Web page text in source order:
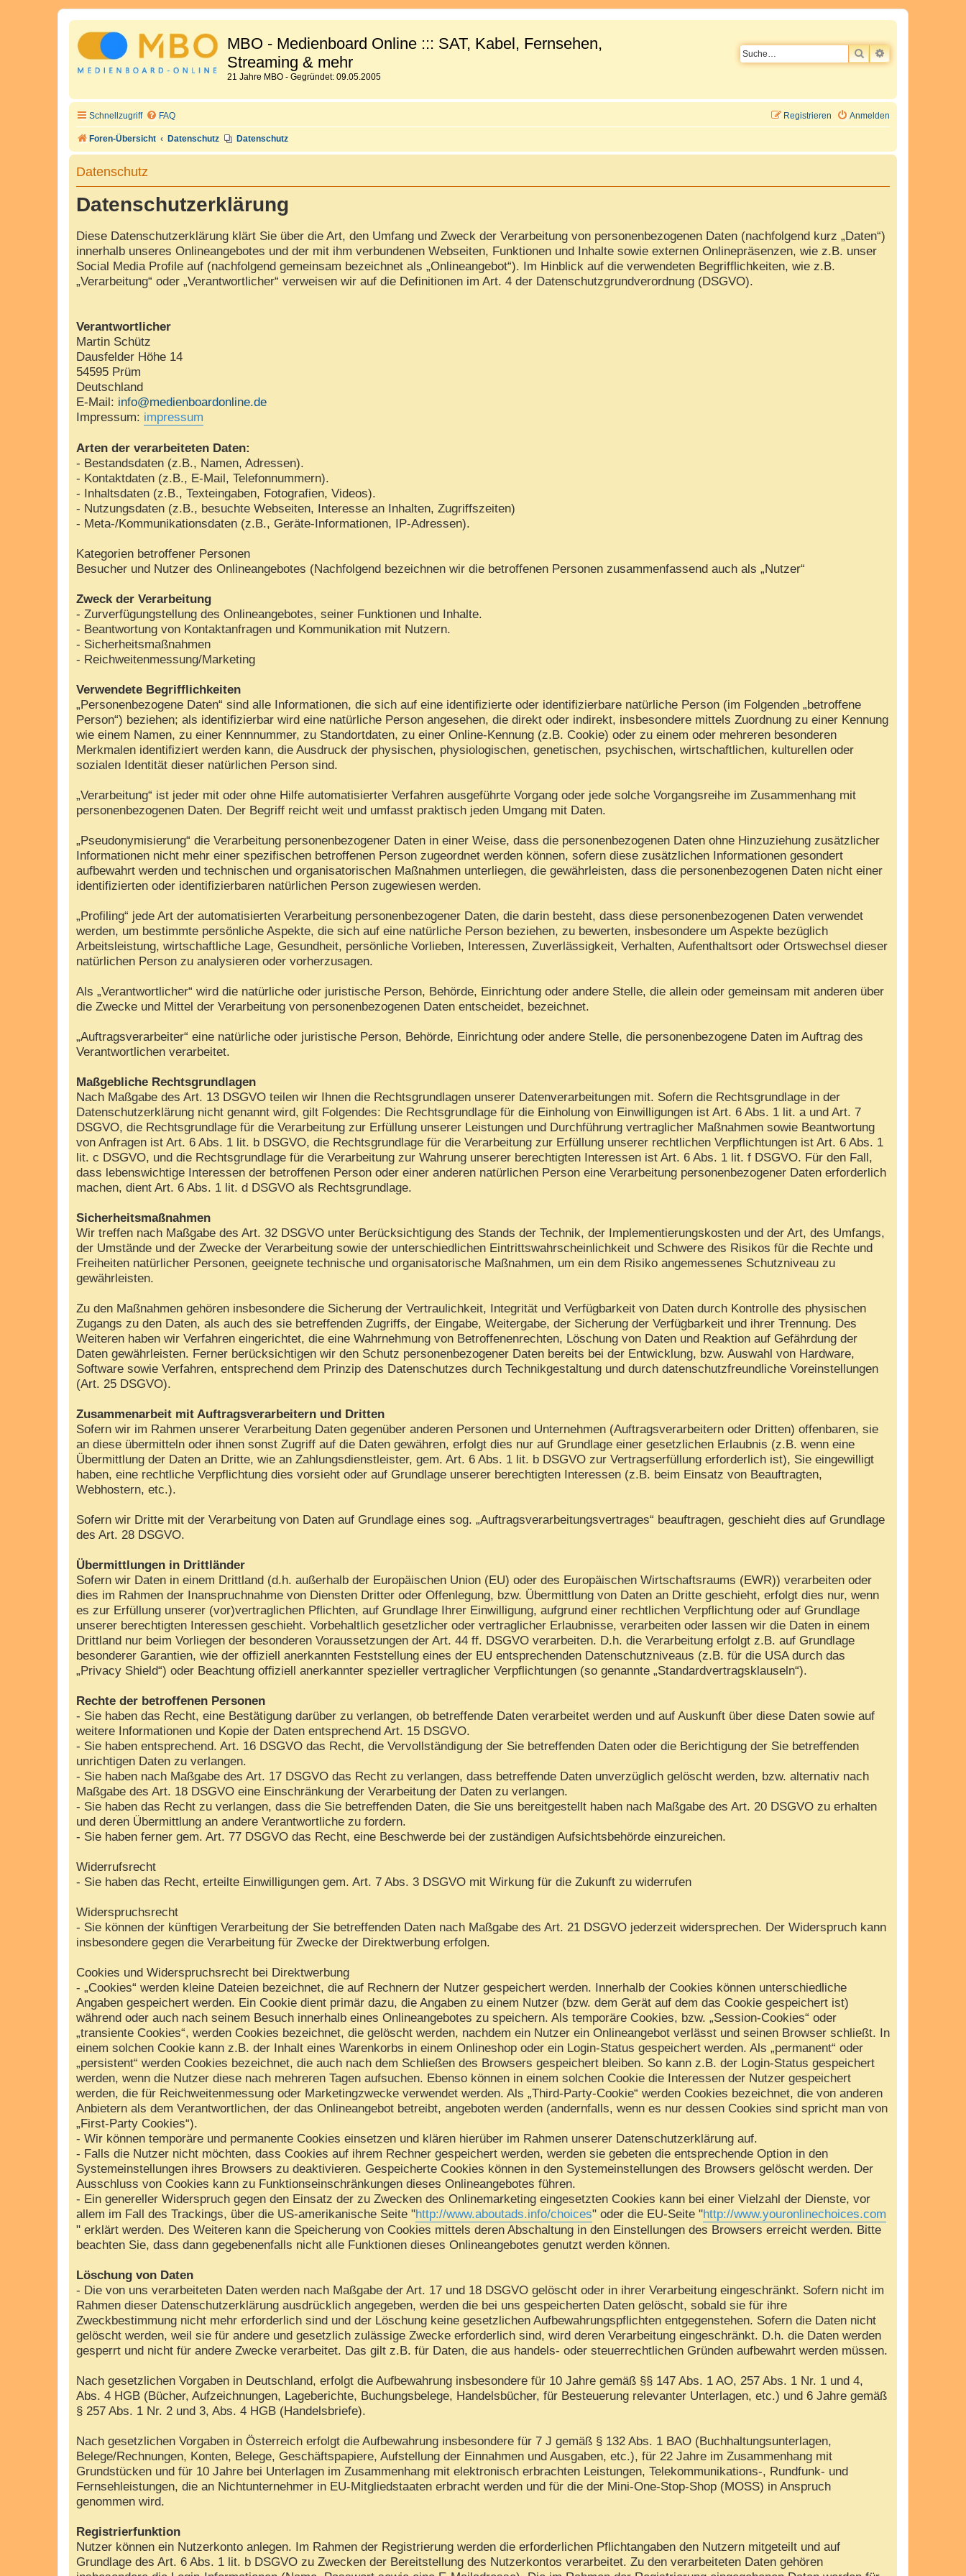
MBO - Medienboard Online ::: SAT, Kabel, Fernsehen,
Streaming & mehr
21 Jahre MBO - Gegründet: 09.05.2005
SUCHEERWEITERTE
Schnellzugriff FAQ Anmelden
Registrieren
Foren-Übersicht Datenschutz Datenschutz
Datenschutz
Datenschutzerklärung
Diese Datenschutzerklärung klärt Sie über die Art, den Umfang und Zweck der Verarbeitung von personenbezogenen Daten (nachfolgend kurz „Daten“)
innerhalb unseres Onlineangebotes und der mit ihm verbundenen Webseiten, Funktionen und Inhalte sowie externen Onlinepräsenzen, wie z.B. unser
Social Media Profile auf (nachfolgend gemeinsam bezeichnet als „Onlineangebot“). Im Hinblick auf die verwendeten Begrifflichkeiten, wie z.B.
„Verarbeitung“ oder „Verantwortlicher“ verweisen wir auf die Definitionen im Art. 4 der Datenschutzgrundverordnung (DSGVO).
Verantwortlicher
Martin Schütz
Dausfelder Höhe 14
54595 Prüm
Deutschland
E-Mail: info@medienboardonline.de
Impressum: impressum
Arten der verarbeiteten Daten:
- Bestandsdaten (z.B., Namen, Adressen).
- Kontaktdaten (z.B., E-Mail, Telefonnummern).
- Inhaltsdaten (z.B., Texteingaben, Fotografien, Videos).
- Nutzungsdaten (z.B., besuchte Webseiten, Interesse an Inhalten, Zugriffszeiten)
- Meta-/Kommunikationsdaten (z.B., Geräte-Informationen, IP-Adressen).
Kategorien betroffener Personen
Besucher und Nutzer des Onlineangebotes (Nachfolgend bezeichnen wir die betroffenen Personen zusammenfassend auch als „Nutzer“
Zweck der Verarbeitung
- Zurverfügungstellung des Onlineangebotes, seiner Funktionen und Inhalte.
- Beantwortung von Kontaktanfragen und Kommunikation mit Nutzern.
- Sicherheitsmaßnahmen
- Reichweitenmessung/Marketing
Verwendete Begrifflichkeiten
„Personenbezogene Daten“ sind alle Informationen, die sich auf eine identifizierte oder identifizierbare natürliche Person (im Folgenden „betroffene
Person“) beziehen; als identifizierbar wird eine natürliche Person angesehen, die direkt oder indirekt, insbesondere mittels Zuordnung zu einer Kennung
wie einem Namen, zu einer Kennnummer, zu Standortdaten, zu einer Online-Kennung (z.B. Cookie) oder zu einem oder mehreren besonderen
Merkmalen identifiziert werden kann, die Ausdruck der physischen, physiologischen, genetischen, psychischen, wirtschaftlichen, kulturellen oder
sozialen Identität dieser natürlichen Person sind.
„Verarbeitung“ ist jeder mit oder ohne Hilfe automatisierter Verfahren ausgeführte Vorgang oder jede solche Vorgangsreihe im Zusammenhang mit
personenbezogenen Daten. Der Begriff reicht weit und umfasst praktisch jeden Umgang mit Daten.
„Pseudonymisierung“ die Verarbeitung personenbezogener Daten in einer Weise, dass die personenbezogenen Daten ohne Hinzuziehung zusätzlicher
Informationen nicht mehr einer spezifischen betroffenen Person zugeordnet werden können, sofern diese zusätzlichen Informationen gesondert
aufbewahrt werden und technischen und organisatorischen Maßnahmen unterliegen, die gewährleisten, dass die personenbezogenen Daten nicht einer
identifizierten oder identifizierbaren natürlichen Person zugewiesen werden.
„Profiling“ jede Art der automatisierten Verarbeitung personenbezogener Daten, die darin besteht, dass diese personenbezogenen Daten verwendet
werden, um bestimmte persönliche Aspekte, die sich auf eine natürliche Person beziehen, zu bewerten, insbesondere um Aspekte bezüglich
Arbeitsleistung, wirtschaftliche Lage, Gesundheit, persönliche Vorlieben, Interessen, Zuverlässigkeit, Verhalten, Aufenthaltsort oder Ortswechsel dieser
natürlichen Person zu analysieren oder vorherzusagen.
Als „Verantwortlicher“ wird die natürliche oder juristische Person, Behörde, Einrichtung oder andere Stelle, die allein oder gemeinsam mit anderen über
die Zwecke und Mittel der Verarbeitung von personenbezogenen Daten entscheidet, bezeichnet.
„Auftragsverarbeiter“ eine natürliche oder juristische Person, Behörde, Einrichtung oder andere Stelle, die personenbezogene Daten im Auftrag des
Verantwortlichen verarbeitet.
Maßgebliche Rechtsgrundlagen
Nach Maßgabe des Art. 13 DSGVO teilen wir Ihnen die Rechtsgrundlagen unserer Datenverarbeitungen mit. Sofern die Rechtsgrundlage in der
Datenschutzerklärung nicht genannt wird, gilt Folgendes: Die Rechtsgrundlage für die Einholung von Einwilligungen ist Art. 6 Abs. 1 lit. a und Art. 7
DSGVO, die Rechtsgrundlage für die Verarbeitung zur Erfüllung unserer Leistungen und Durchführung vertraglicher Maßnahmen sowie Beantwortung
von Anfragen ist Art. 6 Abs. 1 lit. b DSGVO, die Rechtsgrundlage für die Verarbeitung zur Erfüllung unserer rechtlichen Verpflichtungen ist Art. 6 Abs. 1
lit. c DSGVO, und die Rechtsgrundlage für die Verarbeitung zur Wahrung unserer berechtigten Interessen ist Art. 6 Abs. 1 lit. f DSGVO. Für den Fall,
dass lebenswichtige Interessen der betroffenen Person oder einer anderen natürlichen Person eine Verarbeitung personenbezogener Daten erforderlich
machen, dient Art. 6 Abs. 1 lit. d DSGVO als Rechtsgrundlage.
Sicherheitsmaßnahmen
Wir treffen nach Maßgabe des Art. 32 DSGVO unter Berücksichtigung des Stands der Technik, der Implementierungskosten und der Art, des Umfangs,
der Umstände und der Zwecke der Verarbeitung sowie der unterschiedlichen Eintrittswahrscheinlichkeit und Schwere des Risikos für die Rechte und
Freiheiten natürlicher Personen, geeignete technische und organisatorische Maßnahmen, um ein dem Risiko angemessenes Schutzniveau zu
gewährleisten.
Zu den Maßnahmen gehören insbesondere die Sicherung der Vertraulichkeit, Integrität und Verfügbarkeit von Daten durch Kontrolle des physischen
Zugangs zu den Daten, als auch des sie betreffenden Zugriffs, der Eingabe, Weitergabe, der Sicherung der Verfügbarkeit und ihrer Trennung. Des
Weiteren haben wir Verfahren eingerichtet, die eine Wahrnehmung von Betroffenenrechten, Löschung von Daten und Reaktion auf Gefährdung der
Daten gewährleisten. Ferner berücksichtigen wir den Schutz personenbezogener Daten bereits bei der Entwicklung, bzw. Auswahl von Hardware,
Software sowie Verfahren, entsprechend dem Prinzip des Datenschutzes durch Technikgestaltung und durch datenschutzfreundliche Voreinstellungen
(Art. 25 DSGVO).
Zusammenarbeit mit Auftragsverarbeitern und Dritten
Sofern wir im Rahmen unserer Verarbeitung Daten gegenüber anderen Personen und Unternehmen (Auftragsverarbeitern oder Dritten) offenbaren, sie
an diese übermitteln oder ihnen sonst Zugriff auf die Daten gewähren, erfolgt dies nur auf Grundlage einer gesetzlichen Erlaubnis (z.B. wenn eine
Übermittlung der Daten an Dritte, wie an Zahlungsdienstleister, gem. Art. 6 Abs. 1 lit. b DSGVO zur Vertragserfüllung erforderlich ist), Sie eingewilligt
haben, eine rechtliche Verpflichtung dies vorsieht oder auf Grundlage unserer berechtigten Interessen (z.B. beim Einsatz von Beauftragten,
Webhostern, etc.).
Sofern wir Dritte mit der Verarbeitung von Daten auf Grundlage eines sog. „Auftragsverarbeitungsvertrages“ beauftragen, geschieht dies auf Grundlage
des Art. 28 DSGVO.
Übermittlungen in Drittländer
Sofern wir Daten in einem Drittland (d.h. außerhalb der Europäischen Union (EU) oder des Europäischen Wirtschaftsraums (EWR)) verarbeiten oder
dies im Rahmen der Inanspruchnahme von Diensten Dritter oder Offenlegung, bzw. Übermittlung von Daten an Dritte geschieht, erfolgt dies nur, wenn
es zur Erfüllung unserer (vor)vertraglichen Pflichten, auf Grundlage Ihrer Einwilligung, aufgrund einer rechtlichen Verpflichtung oder auf Grundlage
unserer berechtigten Interessen geschieht. Vorbehaltlich gesetzlicher oder vertraglicher Erlaubnisse, verarbeiten oder lassen wir die Daten in einem
Drittland nur beim Vorliegen der besonderen Voraussetzungen der Art. 44 ff. DSGVO verarbeiten. D.h. die Verarbeitung erfolgt z.B. auf Grundlage
besonderer Garantien, wie der offiziell anerkannten Feststellung eines der EU entsprechenden Datenschutzniveaus (z.B. für die USA durch das
„Privacy Shield“) oder Beachtung offiziell anerkannter spezieller vertraglicher Verpflichtungen (so genannte „Standardvertragsklauseln“).
Rechte der betroffenen Personen
- Sie haben das Recht, eine Bestätigung darüber zu verlangen, ob betreffende Daten verarbeitet werden und auf Auskunft über diese Daten sowie auf
weitere Informationen und Kopie der Daten entsprechend Art. 15 DSGVO.
- Sie haben entsprechend. Art. 16 DSGVO das Recht, die Vervollständigung der Sie betreffenden Daten oder die Berichtigung der Sie betreffenden
unrichtigen Daten zu verlangen.
- Sie haben nach Maßgabe des Art. 17 DSGVO das Recht zu verlangen, dass betreffende Daten unverzüglich gelöscht werden, bzw. alternativ nach
Maßgabe des Art. 18 DSGVO eine Einschränkung der Verarbeitung der Daten zu verlangen.
- Sie haben das Recht zu verlangen, dass die Sie betreffenden Daten, die Sie uns bereitgestellt haben nach Maßgabe des Art. 20 DSGVO zu erhalten
und deren Übermittlung an andere Verantwortliche zu fordern.
- Sie haben ferner gem. Art. 77 DSGVO das Recht, eine Beschwerde bei der zuständigen Aufsichtsbehörde einzureichen.
Widerrufsrecht
- Sie haben das Recht, erteilte Einwilligungen gem. Art. 7 Abs. 3 DSGVO mit Wirkung für die Zukunft zu widerrufen
Widerspruchsrecht
- Sie können der künftigen Verarbeitung der Sie betreffenden Daten nach Maßgabe des Art. 21 DSGVO jederzeit widersprechen. Der Widerspruch kann
insbesondere gegen die Verarbeitung für Zwecke der Direktwerbung erfolgen.
Cookies und Widerspruchsrecht bei Direktwerbung
- „Cookies“ werden kleine Dateien bezeichnet, die auf Rechnern der Nutzer gespeichert werden. Innerhalb der Cookies können unterschiedliche
Angaben gespeichert werden. Ein Cookie dient primär dazu, die Angaben zu einem Nutzer (bzw. dem Gerät auf dem das Cookie gespeichert ist)
während oder auch nach seinem Besuch innerhalb eines Onlineangebotes zu speichern. Als temporäre Cookies, bzw. „Session-Cookies“ oder
„transiente Cookies“, werden Cookies bezeichnet, die gelöscht werden, nachdem ein Nutzer ein Onlineangebot verlässt und seinen Browser schließt. In
einem solchen Cookie kann z.B. der Inhalt eines Warenkorbs in einem Onlineshop oder ein Login-Status gespeichert werden. Als „permanent“ oder
„persistent“ werden Cookies bezeichnet, die auch nach dem Schließen des Browsers gespeichert bleiben. So kann z.B. der Login-Status gespeichert
werden, wenn die Nutzer diese nach mehreren Tagen aufsuchen. Ebenso können in einem solchen Cookie die Interessen der Nutzer gespeichert
werden, die für Reichweitenmessung oder Marketingzwecke verwendet werden. Als „Third-Party-Cookie“ werden Cookies bezeichnet, die von anderen
Anbietern als dem Verantwortlichen, der das Onlineangebot betreibt, angeboten werden (andernfalls, wenn es nur dessen Cookies sind spricht man von
„First-Party Cookies“).
- Wir können temporäre und permanente Cookies einsetzen und klären hierüber im Rahmen unserer Datenschutzerklärung auf.
- Falls die Nutzer nicht möchten, dass Cookies auf ihrem Rechner gespeichert werden, werden sie gebeten die entsprechende Option in den
Systemeinstellungen ihres Browsers zu deaktivieren. Gespeicherte Cookies können in den Systemeinstellungen des Browsers gelöscht werden. Der
Ausschluss von Cookies kann zu Funktionseinschränkungen dieses Onlineangebotes führen.
- Ein genereller Widerspruch gegen den Einsatz der zu Zwecken des Onlinemarketing eingesetzten Cookies kann bei einer Vielzahl der Dienste, vor
allem im Fall des Trackings, über die US-amerikanische Seite "http://www.aboutads.info/choices" oder die EU-Seite "http://www.youronlinechoices.com
" erklärt werden. Des Weiteren kann die Speicherung von Cookies mittels deren Abschaltung in den Einstellungen des Browsers erreicht werden. Bitte
beachten Sie, dass dann gegebenenfalls nicht alle Funktionen dieses Onlineangebotes genutzt werden können.
Löschung von Daten
- Die von uns verarbeiteten Daten werden nach Maßgabe der Art. 17 und 18 DSGVO gelöscht oder in ihrer Verarbeitung eingeschränkt. Sofern nicht im
Rahmen dieser Datenschutzerklärung ausdrücklich angegeben, werden die bei uns gespeicherten Daten gelöscht, sobald sie für ihre
Zweckbestimmung nicht mehr erforderlich sind und der Löschung keine gesetzlichen Aufbewahrungspflichten entgegenstehen. Sofern die Daten nicht
gelöscht werden, weil sie für andere und gesetzlich zulässige Zwecke erforderlich sind, wird deren Verarbeitung eingeschränkt. D.h. die Daten werden
gesperrt und nicht für andere Zwecke verarbeitet. Das gilt z.B. für Daten, die aus handels- oder steuerrechtlichen Gründen aufbewahrt werden müssen.
Nach gesetzlichen Vorgaben in Deutschland, erfolgt die Aufbewahrung insbesondere für 10 Jahre gemäß §§ 147 Abs. 1 AO, 257 Abs. 1 Nr. 1 und 4,
Abs. 4 HGB (Bücher, Aufzeichnungen, Lageberichte, Buchungsbelege, Handelsbücher, für Besteuerung relevanter Unterlagen, etc.) und 6 Jahre gemäß
§ 257 Abs. 1 Nr. 2 und 3, Abs. 4 HGB (Handelsbriefe).
Nach gesetzlichen Vorgaben in Österreich erfolgt die Aufbewahrung insbesondere für 7 J gemäß § 132 Abs. 1 BAO (Buchhaltungsunterlagen,
Belege/Rechnungen, Konten, Belege, Geschäftspapiere, Aufstellung der Einnahmen und Ausgaben, etc.), für 22 Jahre im Zusammenhang mit
Grundstücken und für 10 Jahre bei Unterlagen im Zusammenhang mit elektronisch erbrachten Leistungen, Telekommunikations-, Rundfunk- und
Fernsehleistungen, die an Nichtunternehmer in EU-Mitgliedstaaten erbracht werden und für die der Mini-One-Stop-Shop (MOSS) in Anspruch
genommen wird.
Registrierfunktion
Nutzer können ein Nutzerkonto anlegen. Im Rahmen der Registrierung werden die erforderlichen Pflichtangaben den Nutzern mitgeteilt und auf
Grundlage des Art. 6 Abs. 1 lit. b DSGVO zu Zwecken der Bereitstellung des Nutzerkontos verarbeitet. Zu den verarbeiteten Daten gehören